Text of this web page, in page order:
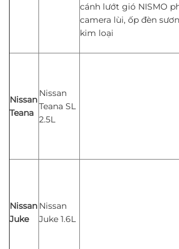
cánh lướt gió NISMO
camera lùi, ốp đèn
kim loại
Nissan
Teana
Nissan
Teana SL
2.5L
Nissan
Juke
Nissan
Juke 1.6L